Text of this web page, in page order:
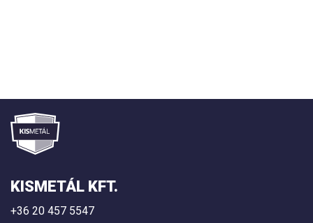
KISMETÁL KFT.
+36 20 457 5547